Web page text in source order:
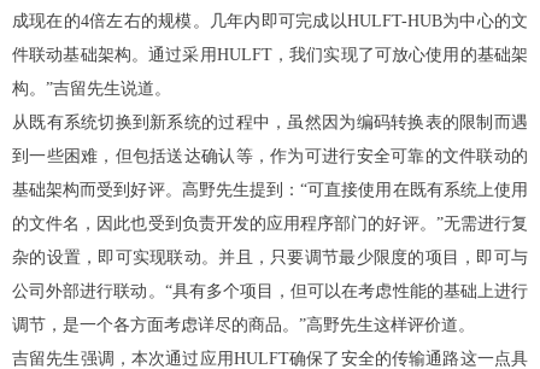
成现在的4倍左右的规模。几年内即可完成以HULFT-HUB为中心的文
件联动基础架构。通过采用HULFT，我们实现了可放心使用的基础架
构。”吉留先生说道。
从既有系统切换到新系统的过程中，虽然因为编码转换表的限制而遇
到一些困难，但包括送达确认等，作为可进行安全可靠的文件联动的
基础架构而受到好评。高野先生提到：“可直接使用在既有系统上使用
的文件名，因此也受到负责开发的应用程序部门的好评。”无需进行复
杂的设置，即可实现联动。并且，只要调节最少限度的项目，即可与
公司外部进行联动。“具有多个项目，但可以在考虑性能的基础上进行
调节，是一个各方面考虑详尽的商品。”高野先生这样评价道。
吉留先生强调，本次通过应用HULFT确保了安全的传输通路这一点具